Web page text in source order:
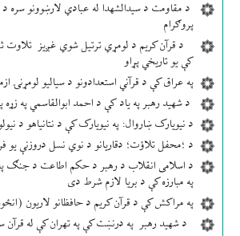
د مقاومت د سیدالشهدا له عبادي لارښوونو سره
پروګرام
د قرآن کریم د لومړي ترتیل شوي غږیز تلاوت
کې یو تاریخي پړاو
په عراق کې د قرآني استعدادونو د سیالیو لومړنۍ
د شهید رهبر په یاد کې د احمد ابوالقاسمي په
د نیویارک ښاروال: په نیویارک کې د نتانیاهو د
د ؛محفل تلاؤت؛ دقاریانو د نوي نسل دروزنې
د اسلامی انقلاب د رهبر د حکم اطاعت د جنګ
په مبارزه کې د بریا لازم شرط دی
په مراکش کې د قرآن کریم د حافظانو لاریون
د شهید رهبر په درنښت کې په تهران کې له